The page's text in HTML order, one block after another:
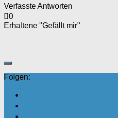
Verfasste Antworten
0
Erhaltene "Gefällt mir"
Folgen: